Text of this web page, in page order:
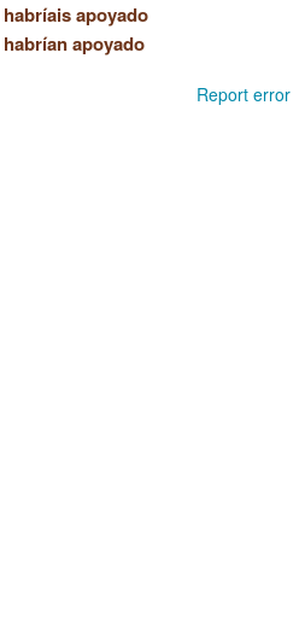
habríais apoyado
habrían apoyado
Report error